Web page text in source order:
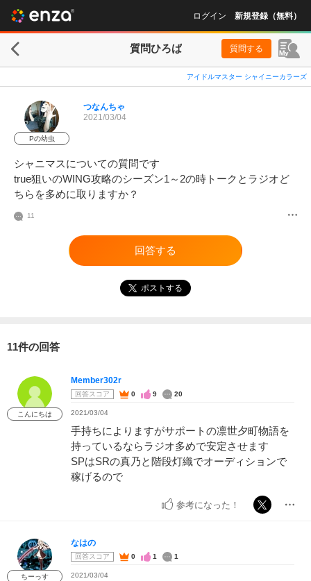
ログイン 新規登録（無料）
質問ひろば 質問する
アイドルマスター シャイニーカラーズ
Pの幼虫
つなんちゃ
2021/03/04
シャニマスについての質問です
true狙いのWING攻略のシーズン1～2の時トークとラジオど
ちらを多めに取りますか？
11
回答する
ポストする
11件の回答
こんにちは
Member302r
回答スコア 0 9 20
2021/03/04
手持ちによりますがサポートの凛世夕町物語を
持っているならラジオ多めで安定させます
SPはSRの真乃と階段灯織でオーディションで
稼げるので
参考になった！
ちーっす
なはの
回答スコア 0 1 1
2021/03/04